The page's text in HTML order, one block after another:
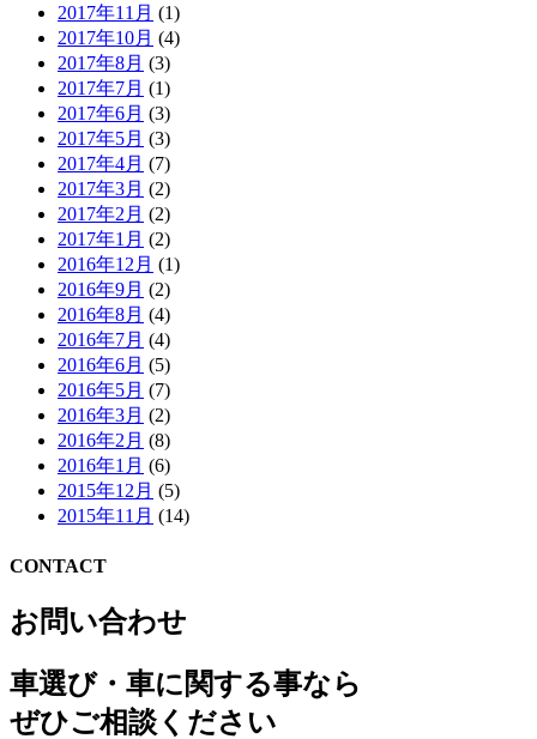
2017年11月 (1)
2017年10月 (4)
2017年8月 (3)
2017年7月 (1)
2017年6月 (3)
2017年5月 (3)
2017年4月 (7)
2017年3月 (2)
2017年2月 (2)
2017年1月 (2)
2016年12月 (1)
2016年9月 (2)
2016年8月 (4)
2016年7月 (4)
2016年6月 (5)
2016年5月 (7)
2016年3月 (2)
2016年2月 (8)
2016年1月 (6)
2015年12月 (5)
2015年11月 (14)
CONTACT
お問い合わせ
車選び・車に関する事なら
ぜひご相談ください